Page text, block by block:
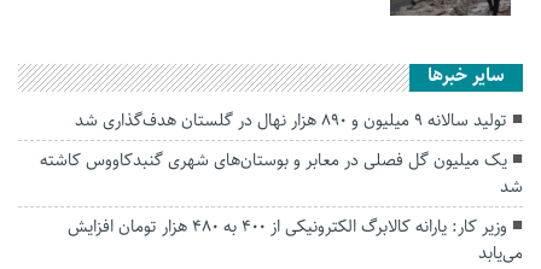
سایر خبرها
تولید سالانه ۹ میلیون و ۸۹۰ هزار نهال در گلستان هدف‌گذاری شد
یک میلیون گل فصلی در معابر و بوستان‌های شهری گنبدکاووس کاشته
شد
وزیر کار: یارانه کالابرگ الکترونیکی از ۴۰۰ به ۴۸۰ هزار تومان افزایش
می‌یابد